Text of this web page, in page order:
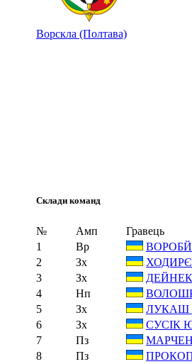
Ворскла (Полтава)
Склади команд
№ Амп Гравець
1
Вр
2
Зх
3
Зх
4
Нп
5
Зх ЛУКАШ
6
Зх СУСІК
7
Пз
8
Пз